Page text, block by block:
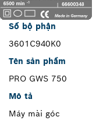
Số bộ phận
3601C940K0
Tên sản phẩm
PRO GWS 750
Mô tả
Máy mài góc